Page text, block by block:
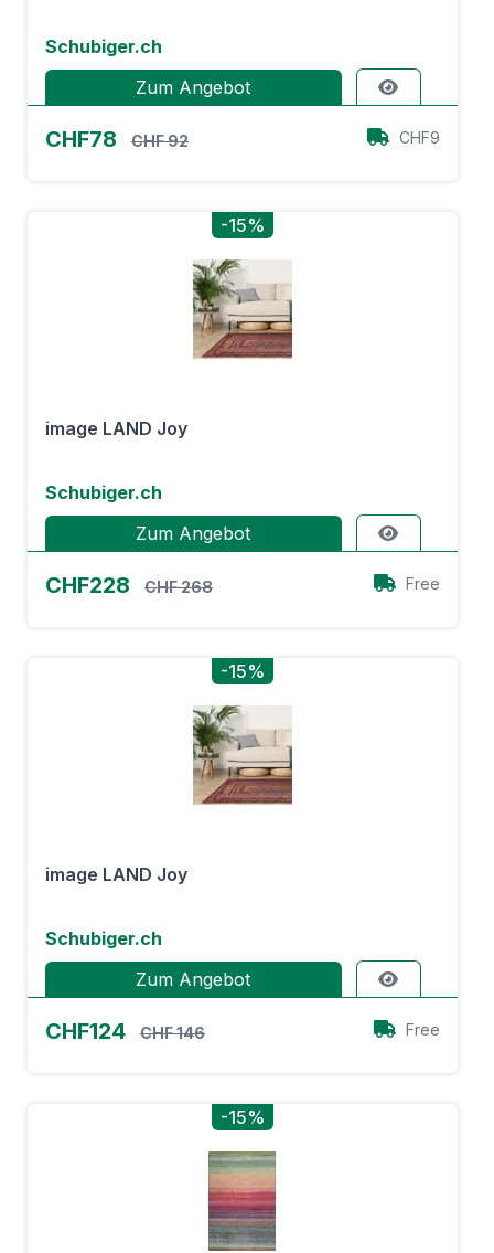
Schubiger.ch
Zum Angebot
CHF78 CHF 92 CHF9
-15%
image LAND Joy
Schubiger.ch
Zum Angebot
CHF228 CHF 268 Free
-15%
image LAND Joy
Schubiger.ch
Zum Angebot
CHF124 CHF 146 Free
-15%